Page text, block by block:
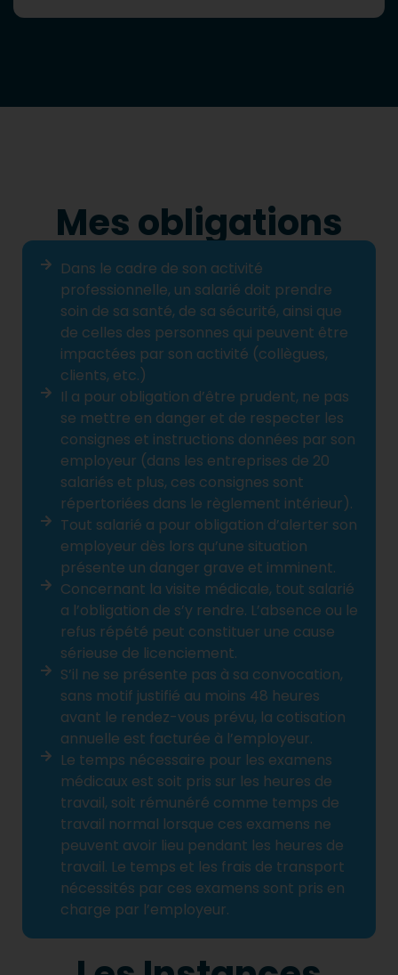
Mes obligations
Dans le cadre de son activité
professionnelle, un salarié doit prendre
soin de sa santé, de sa sécurité, ainsi que
de celles des personnes qui peuvent être
impactées par son activité (collègues,
clients, etc.)
Il a pour obligation d’être prudent, ne pas
se mettre en danger et de respecter les
consignes et instructions données par son
employeur (dans les entreprises de 20
salariés et plus, ces consignes sont
répertoriées dans le règlement intérieur).
Tout salarié a pour obligation d’alerter son
employeur dès lors qu’une situation
présente un danger grave et imminent.
Concernant la visite médicale, tout salarié
a l’obligation de s’y rendre. L’absence ou le
refus répété peut constituer une cause
sérieuse de licenciement.
S’il ne se présente pas à sa convocation,
sans motif justifié au moins 48 heures
avant le rendez-vous prévu, la cotisation
annuelle est facturée à l’employeur.
Le temps nécessaire pour les examens
médicaux est soit pris sur les heures de
travail, soit rémunéré comme temps de
travail normal lorsque ces examens ne
peuvent avoir lieu pendant les heures de
travail. Le temps et les frais de transport
nécessités par ces examens sont pris en
charge par l’employeur.